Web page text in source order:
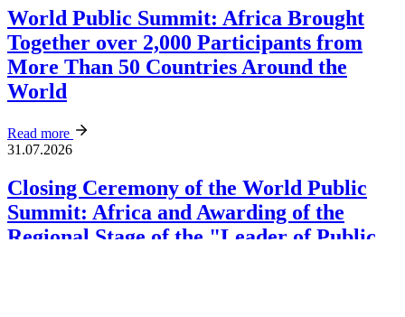
World Public Summit: Africa Brought
Together over 2,000 Participants from
More Than 50 Countries Around the
World
Read more
31.07.2026
Closing Ceremony of the World Public
Summit: Africa and Awarding of the
Regional Stage of the "Leader of Public